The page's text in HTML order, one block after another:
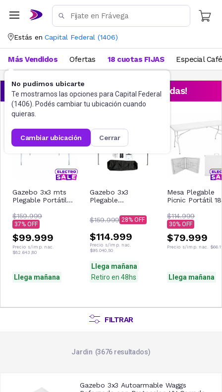
Estás en Capital Federal (1406)
No pudimos ubicarte
Te mostramos las opciones para Capital Federal
(1406). Podés cambiar tu ubicación cuando
quieras.
cambiar ubicación cerrar
Más Vendidos Ofertas 18 cuotas FIJAS Especial Café
¡Aprovechá las ofertas destacadas!
Gazebo 3x3 mts
Plegable Portátil
$159.999
37
$99.999
Precio s/imp. nac.
$82.643,80
Llega mañana
Gazebo 3x3
Plegable
Nictom Gp02 Azul
$159.999 28
$114.999
Precio s/imp. nac.
$95.040,50
Llega mañana
Retiro en 48hs
Mesa Plegable
Picnic Portátil
$114.999
30
$79.999
Precio s/imp. nac.
Llega mañana
FILTRAR
Jardin 3676 resultados
Gazebo 3x3 Autoarmable Waggs